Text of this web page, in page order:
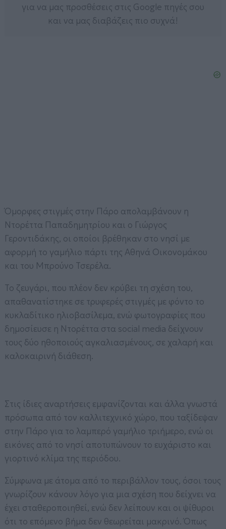
για να μας προσθέσεις στις Google πηγές σου
και να μας διαβάζεις πιο συχνά!
Όμορφες στιγμές στην Πάρο απολαμβάνουν η
Ντορέττα Παπαδημητρίου και ο Γιώργος
Γεροντιδάκης, οι οποίοι βρέθηκαν στο νησί με
αφορμή το γαμήλιο πάρτι της Αθηνά Οικονομάκου
και του Μπρούνο Τσερέλα.
Το ζευγάρι, που πλέον δεν κρύβει τη σχέση του,
απαθανατίστηκε σε τρυφερές στιγμές με φόντο το
κυκλαδίτικο ηλιοβασίλεμα, ενώ φωτογραφίες που
δημοσίευσε η Ντορέττα στα social media δείχνουν
τους δύο ηθοποιούς αγκαλιασμένους, σε χαλαρή και
καλοκαιρινή διάθεση.
Στις ίδιες αναρτήσεις εμφανίζονται και άλλα γνωστά
πρόσωπα από τον καλλιτεχνικό χώρο, που ταξίδεψαν
στην Πάρο για το λαμπερό γαμήλιο τριήμερο, ενώ οι
εικόνες από το νησί αποτυπώνουν το ευχάριστο και
γιορτινό κλίμα της περιόδου.
Σύμφωνα με άτομα από το περιβάλλον τους, όσοι τους
γνωρίζουν κάνουν λόγο για μια σχέση που δείχνει να
έχει σταθεροποιηθεί, ενώ δεν λείπουν και οι ψίθυροι
ότι το επόμενο βήμα δεν θεωρείται μακρινό. Όπως